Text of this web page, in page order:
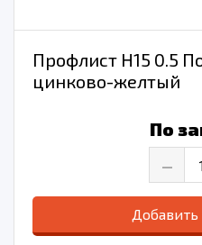
Профлист Н15 0.5
цинково-желтый
По
–